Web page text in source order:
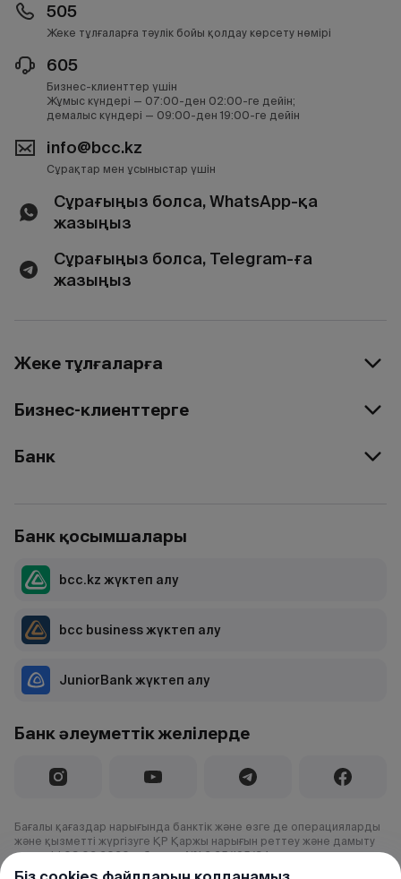
505
Жеке тұлғаларға тәулік бойы қолдау көрсету нөмірі
605
Бизнес-клиенттер үшін
Жұмыс күндері — 07:00-ден 02:00-ге дейін;
демалыс күндері — 09:00-ден 19:00-ге дейін
info@bcc.kz
Сұрақтар мен ұсыныстар үшін
Сұрағыңыз болса, WhatsApp-қа
жазыңыз
Сұрағыңыз болса, Telegram-ға
жазыңыз
Жеке тұлғаларға
Бизнес-клиенттерге
Банк
Банк әлеуметтік желілерде
Банк қосымшалары
bcc.kz жүктеп алу
bcc business жүктеп алу
JuniorBank жүктеп алу
Бағалы қағаздар нарығында банктік және өзге де операцияларды
және қызметті жүргізуге ҚР Қаржы нарығын реттеу және дамыту
агенттігі 03.02.2020 ж.берген №1.2.25/195/34 лицензия